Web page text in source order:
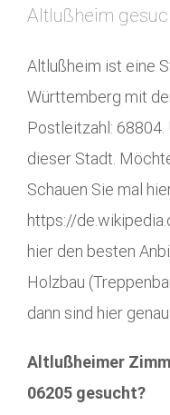
Altlußheim
Altlußheim ist eine
Württemberg mit
Postleitzahl:
dieser Stadt.
Schauen Sie mal
https://
hier den besten
Holzbau
dann sind hier
Altlußheimer
06205 gesucht?